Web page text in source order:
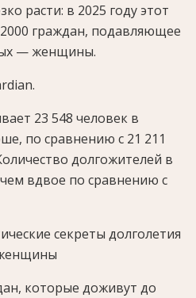
расти: в 2025 году этот
граждан, подавляющее
— женщины.
23 548 человек в
по сравнению с 21 211
долгожителей в
вдвое по сравнению с
секреты долголетия
которые доживут до